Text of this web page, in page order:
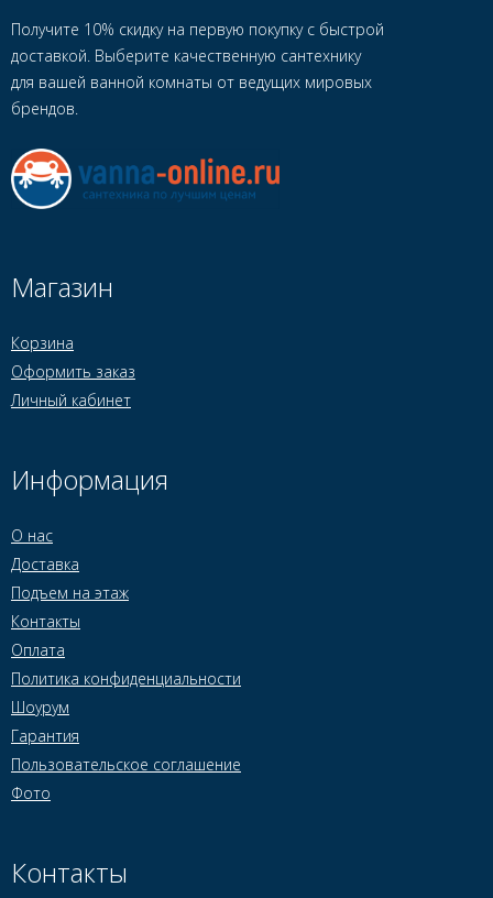
Получите 10% скидку на первую покупку с быстрой
доставкой. Выберите качественную сантехнику
для вашей ванной комнаты от ведущих мировых
брендов.
Магазин
Корзина
Оформить заказ
Личный кабинет
Информация
О нас
Доставка
Подъем на этаж
Контакты
Оплата
Политика конфиденциальности
Шоурум
Гарантия
Пользовательское соглашение
Фото
Контакты